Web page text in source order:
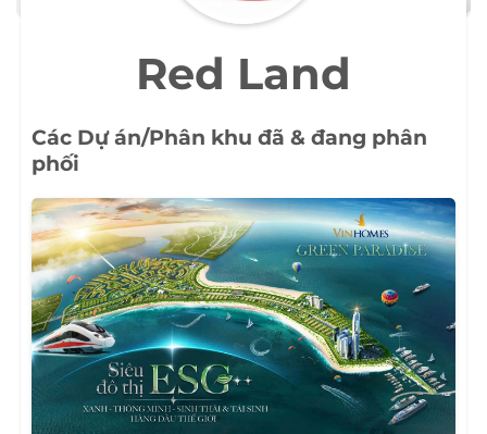
Red Land
Các Dự án/Phân khu đã & đang phân
phối